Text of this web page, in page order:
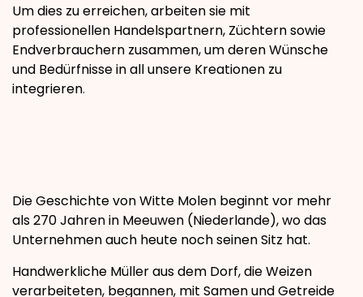
Um dies zu erreichen, arbeiten sie mit
professionellen Handelspartnern, Züchtern sowie
Endverbrauchern zusammen, um deren Wünsche
und Bedürfnisse in all unsere Kreationen zu
integrieren.
Die Geschichte von Witte Molen beginnt vor mehr
als 270 Jahren in Meeuwen (Niederlande), wo das
Unternehmen auch heute noch seinen Sitz hat.
Handwerkliche Müller aus dem Dorf, die Weizen
verarbeiteten, begannen, mit Samen und Getreide